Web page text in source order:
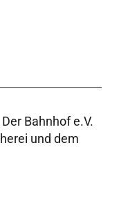
Bahnhof e.V.
und dem